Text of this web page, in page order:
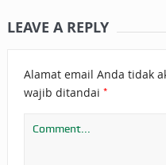
LEAVE A REPLY
Alamat email Anda tidak
wajib ditandai *